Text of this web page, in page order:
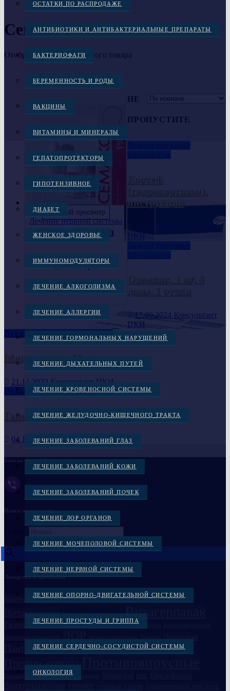
ОСТАТКИ ПО РАСПРОДАЖЕ
АНТИБИОТИКИ И АНТИБАКТЕРИАЛЬНЫЕ ПРЕПАРАТЫ
БАКТЕРИОФАГИ
БЕРЕМЕННОСТЬ И РОДЫ
ВАКЦИНЫ
ВИТАМИНЫ И МИНЕРАЛЫ
ГЕПАТОПРОТЕКТОРЫ
ГИПОТЕНЗИВНОЕ
ДИАБЕТ
ЖЕНСКОЕ ЗДОРОВЬЕ
ИММУНОМОДУЛЯТОРЫ
ЛЕЧЕНИЕ АЛКОГОЛИЗМА
ЛЕЧЕНИЕ АЛЛЕРГИИ
ЛЕЧЕНИЕ ГОРМОНАЛЬНЫХ НАРУШЕНИЙ
ЛЕЧЕНИЕ ДЫХАТЕЛЬНЫХ ПУТЕЙ
ЛЕЧЕНИЕ КРОВЕНОСНОЙ СИСТЕМЫ
ЛЕЧЕНИЕ ЖЕЛУДОЧНО-КИШЕЧНОГО ТРАКТА
ЛЕЧЕНИЕ ЗАБОЛЕВАНИЙ ГЛАЗ
ЛЕЧЕНИЕ ЗАБОЛЕВАНИЙ КОЖИ
ЛЕЧЕНИЕ ЗАБОЛЕВАНИЙ ПОЧЕК
ЛЕЧЕНИЕ ЛОР ОРГАНОВ
ЛЕЧЕНИЕ МОЧЕПОЛОВОЙ СИСТЕМЫ
ЛЕЧЕНИЕ НЕРВНОЙ СИСТЕМЫ
ЛЕЧЕНИЕ ОПОРНО-ДВИГАТЕЛЬНОЙ СИСТЕМЫ
ЛЕЧЕНИЕ ПРОСТУДЫ И ГРИППА
ЛЕЧЕНИЕ СЕРДЕЧНО-СОСУДИСТОЙ СИСТЕМЫ
ОНКОЛОГИЯ
Семакс 1
Отображение единственного товара
Быстрый просмотр
Лечение нервной системы
Семакс 1% 3 мл
2,400.00грн.
В КОРЗИНУ
НЕ
ПРОПУСТИТЕ
инструкция
Консультант
ЦКИ
17.09.2024 Консультант
ЦКИ
Лекарственные препараты
Мидзо, капли 60 мг
21.11.2023 Консультант ЦКИ
Лекарственные препараты
Гепон 2мг 1 шт. лиофилизат
04.10.2023Консультант ЦКИ
Заказы через Viber :
Заказать через Viber +38(097)-869-72-38
Поиск по названию
Лекарства и препараты
Бактериофаги в Украине Бивалос Вакцина Вакцина
Витагерпавак Вакцина антирабическая Витагерпавак
Галавит Глазные препараты Дисбактериоз Иммуноглобулин
Пантогам Пиобактериофаг комплексный Полиоксидоний
Против гриппа
Семаглутид Сыворотка